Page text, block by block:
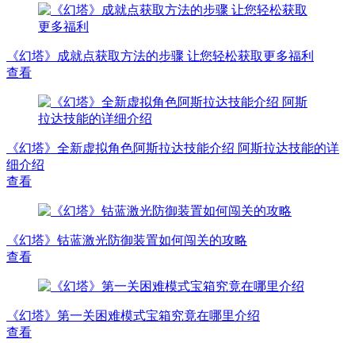
《幻塔》成就点获取方法的步骤 让您轻松获取更多福利
查看
《幻塔》全新虚拟角色阿斯拉达技能介绍 阿斯拉达技能的详
细介绍
查看
《幻塔》钴蓝激光防御装置如何闯关的攻略
查看
《幻塔》第一关困难模式宝箱究竟在哪里介绍
查看